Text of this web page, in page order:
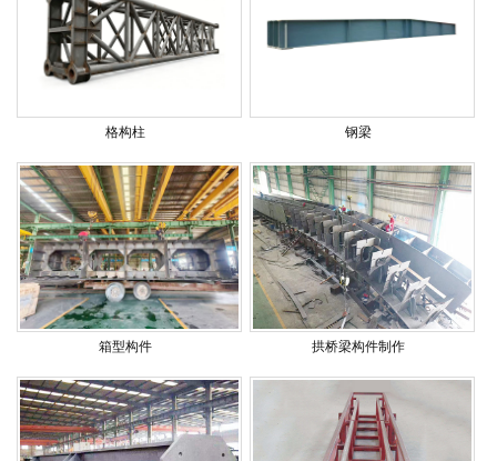
格构柱 钢梁
箱型构件 拱桥梁构件制作